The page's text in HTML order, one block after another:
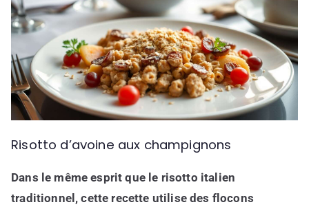
Risotto d’avoine aux champignons
Dans le même esprit que le risotto italien
traditionnel, cette recette utilise des flocons